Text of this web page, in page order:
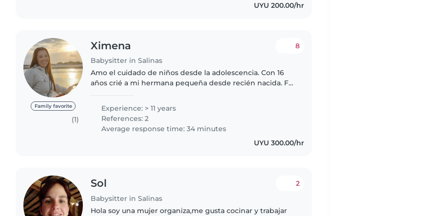
UYU 200.00/hr
Family favorite
(1)
Ximena
Babysitter in Salinas
8
Amo el cuidado de niños desde la adolescencia. Con 16
años crié a mi hermana pequeña desde recién nacida. Fuí
el cuidado de niños...
Experience: > 11 years
References: 2
Average response time: 34 minutes
UYU 300.00/hr
Sol
Babysitter in Salinas
2
Hola soy una mujer organiza,me gusta cocinar y trabajar